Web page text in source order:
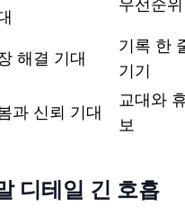
우선순
해결 기대
기록 한
기기
과 신뢰 기대
교대와
보
디테일 긴 호흡